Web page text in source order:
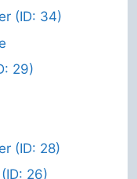
(ID: 34)
29)
(ID: 28)
26)